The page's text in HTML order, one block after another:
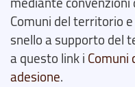
Comuni del territorio
snello a supporto del
a questo link i Comuni
adesione.